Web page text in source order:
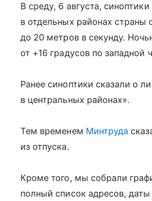
В среду, 6 августа,
в отдельных районах
до 20 метров в секунду.
от +16 градусов по западной
Ранее синоптики сказали о
в центральных районах».
Тем временем Минтруда
из отпуска.
Кроме того, мы собрали
полный список адресов,